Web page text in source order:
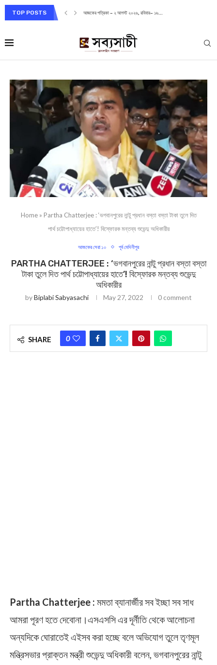
TOP POSTS আজকের পত্রিকা – ২ আগস্ট ২০২৬, রবিবার– ১৬...
Home» Partha Chatterjee : ‘ভগবানপুরের নান্টু প্রধান বস্তা বস্তা টাকা তুলে দিত
পার্থ চট্টোপাধ্যায়ের হাতে’! বিস্ফোরক মন্তব্য শুভেন্দু অধিকারীর
আজকের সেরা ১০ পূর্ব মেদিনীপুর
PARTHA CHATTERJEE : ‘ভগবানপুরের নান্টু প্রধান বস্তা বস্তা
টাকা তুলে দিত পার্থ চট্টোপাধ্যায়ের হাতে’! বিস্ফোরক মন্তব্য শুভেন্দু
অধিকারীর
byBiplabi Sabyasachi May 27, 2022 0 comment
SHARE 0
Partha Chatterjee : মমতা ব্যানার্জীর সব ইচ্ছা সব সাধ
আমরা পূরণ হতে দেবোনা।এসএসসি এর দূর্নীতি থেকে আলোচনা
অন্যদিকে ঘোরাতেই এইসব করা হচ্ছে বলে অভিযোগ তুলে তৃণমূল
মন্ত্রিসভার প্রাক্তন মন্ত্রী শুভেন্দু অধিকারী বলেন, ভগবানপুরের নান্টু